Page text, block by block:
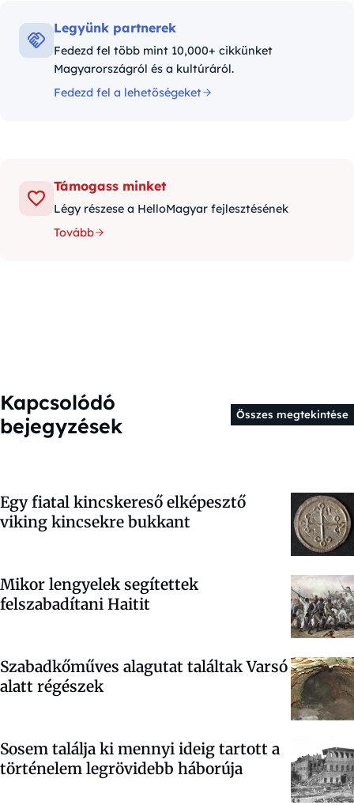
Legyünk partnerek
Fedezd fel több mint 10,000+ cikkünket
Magyarországról és a kultúráról.
Fedezd fel a lehetőségeket
Támogass minket
Légy részese a HelloMagyar fejlesztésének
Tovább
Kapcsolódó
bejegyzések
Összes megtekintése
Egy fiatal kincskereső elképesztő
viking kincsekre bukkant
Mikor lengyelek segítettek
felszabadítani Haitit
Szabadkőműves alagutat találtak Varsó
alatt régészek
Sosem találja ki mennyi ideig tartott a
történelem legrövidebb háborúja